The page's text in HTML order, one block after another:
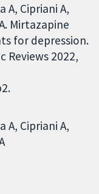
A, Cipriani A,
Mirtazapine
for depression.
Reviews 2022,
A Cipriani A